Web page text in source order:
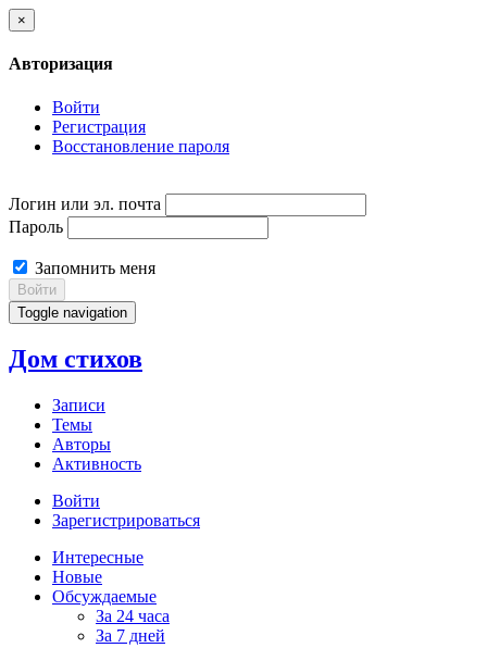
×
Авторизация
Войти
Регистрация
Восстановление пароля
Логин или эл. почта
Пароль
Запомнить меня
Войти
Toggle navigation
Дом стихов
Записи
Темы
Авторы
Активность
Войти
Зарегистрироваться
Интересные
Новые
Обсуждаемые
За 24 часа
За 7 дней